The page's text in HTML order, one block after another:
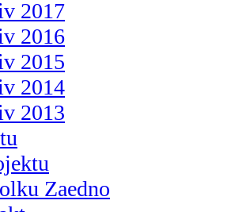
2017
2016
2015
2014
2013
Zaedno